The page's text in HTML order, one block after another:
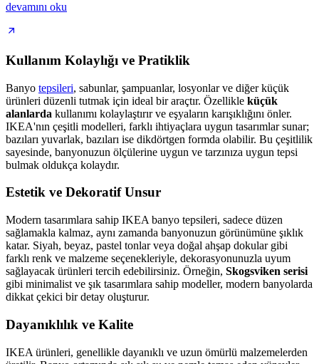
devamını oku
Kullanım Kolaylığı ve Pratiklik
Banyo tepsileri, sabunlar, şampuanlar, losyonlar ve diğer küçük
ürünleri düzenli tutmak için ideal bir araçtır. Özellikle küçük
alanlarda kullanımı kolaylaştırır ve eşyaların karışıklığını önler.
IKEA'nın çeşitli modelleri, farklı ihtiyaçlara uygun tasarımlar sunar;
bazıları yuvarlak, bazıları ise dikdörtgen formda olabilir. Bu çeşitlilik
sayesinde, banyonuzun ölçülerine uygun ve tarzınıza uygun tepsi
bulmak oldukça kolaydır.
Estetik ve Dekoratif Unsur
Modern tasarımlara sahip IKEA banyo tepsileri, sadece düzen
sağlamakla kalmaz, aynı zamanda banyonuzun görünümüne şıklık
katar. Siyah, beyaz, pastel tonlar veya doğal ahşap dokular gibi
farklı renk ve malzeme seçenekleriyle, dekorasyonunuzla uyum
sağlayacak ürünleri tercih edebilirsiniz. Örneğin, Skogsviken serisi
gibi minimalist ve şık tasarımlara sahip modeller, modern banyolarda
dikkat çekici bir detay oluşturur.
Dayanıklılık ve Kalite
IKEA ürünleri, genellikle dayanıklı ve uzun ömürlü malzemelerden